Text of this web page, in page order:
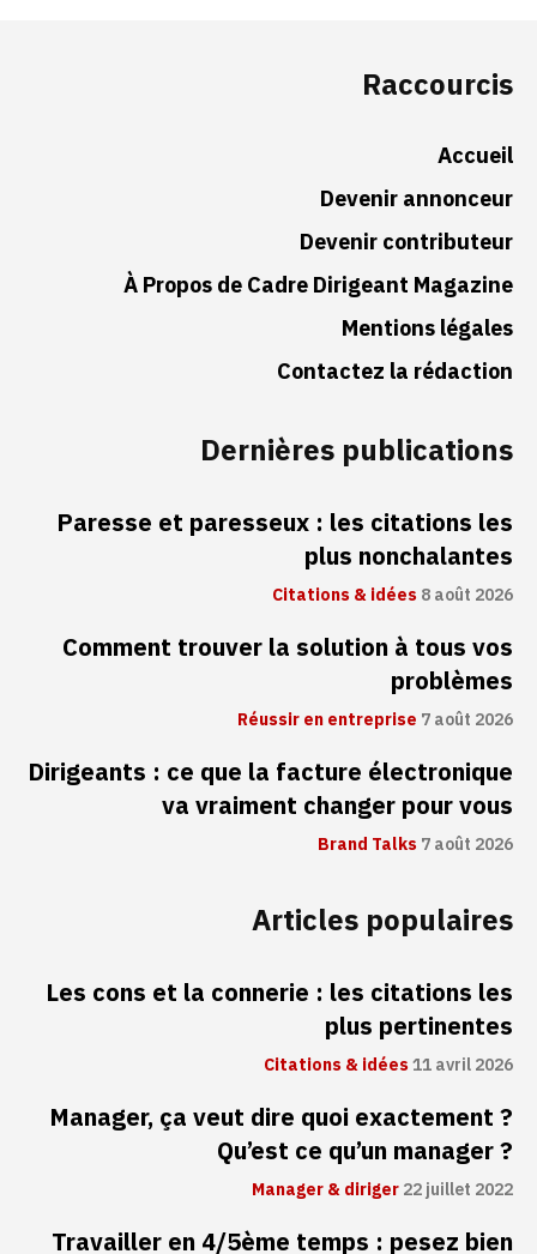
Raccourcis
Accueil
Devenir annonceur
Devenir contributeur
À Propos de Cadre Dirigeant Magazine
Mentions légales
Contactez la rédaction
Dernières publications
Paresse et paresseux : les citations les
plus nonchalantes
Citations & idées8 août 2026
Comment trouver la solution à tous vos
problèmes
Réussir en entreprise 7 août 2026
Dirigeants : ce que la facture électronique
va vraiment changer pour vous
Brand Talks7 août 2026
Articles populaires
Les cons et la connerie : les citations les
plus pertinentes
Citations & idées11 avril 2026
Manager, ça veut dire quoi exactement ?
Qu’est ce qu’un manager ?
Manager & diriger22 juillet 2022
Travailler en 4/5ème temps : pesez bien